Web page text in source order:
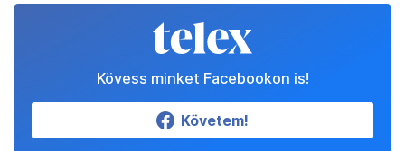
Kövess minket Facebookon is!
Követem!